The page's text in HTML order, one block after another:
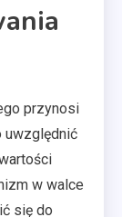
przynosi
uwzględnić
w walce
się do